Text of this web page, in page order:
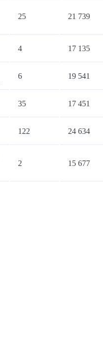
25 21 739
4 17 135
6 19 541
35 17 451
122 24 634
2 15 677